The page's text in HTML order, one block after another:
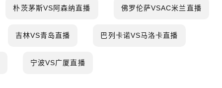
朴茨茅斯VS阿森纳直播 佛罗伦萨VSAC米兰直播
吉林VS青岛直播 巴列卡诺VS马洛卡直播
宁波VS广厦直播